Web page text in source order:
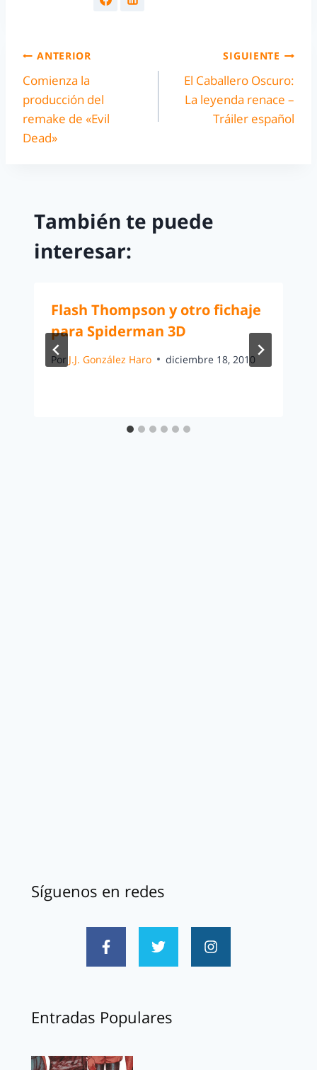
ANTERIOR
Comienza la
producción del
remake de «Evil
Dead»
SIGUIENTE
El Caballero Oscuro:
La leyenda renace –
Tráiler español
También te puede
interesar:
Flash Thompson y otro fichaje
para Spiderman 3D
Por J.J. González Haro diciembre 18, 2010
Síguenos en redes
Entradas Populares